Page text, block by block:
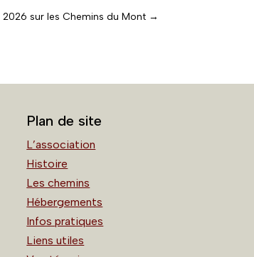
sur les Chemins du Mont→
Plan de site
L’association
Histoire
Les chemins
Hébergements
Infos pratiques
Liens utiles